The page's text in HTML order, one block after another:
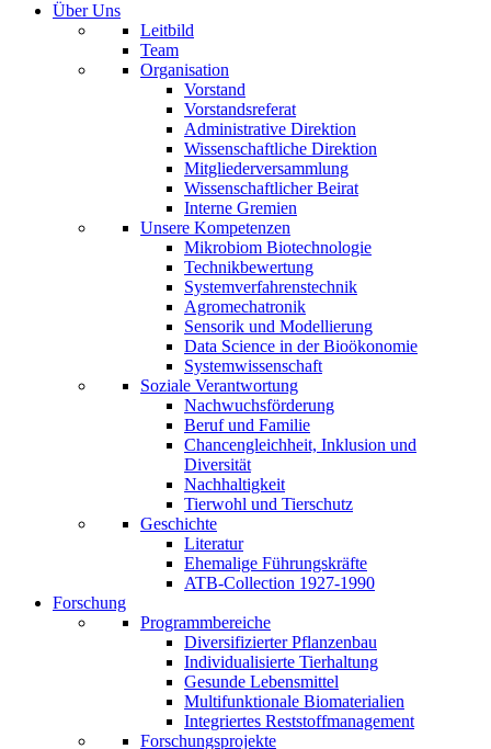
Über Uns
Leitbild
Team
Organisation
Vorstand
Vorstandsreferat
Administrative Direktion
Wissenschaftliche Direktion
Mitgliederversammlung
Wissenschaftlicher Beirat
Interne Gremien
Unsere Kompetenzen
Mikrobiom Biotechnologie
Technikbewertung
Systemverfahrenstechnik
Agromechatronik
Sensorik und Modellierung
Data Science in der Bioökonomie
Systemwissenschaft
Soziale Verantwortung
Nachwuchsförderung
Beruf und Familie
Chancengleichheit, Inklusion und
Diversität
Nachhaltigkeit
Tierwohl und Tierschutz
Geschichte
Literatur
Ehemalige Führungskräfte
ATB-Collection 1927-1990
Forschung
Programmbereiche
Diversifizierter Pflanzenbau
Individualisierte Tierhaltung
Gesunde Lebensmittel
Multifunktionale Biomaterialien
Integriertes Reststoffmanagement
Forschungsprojekte